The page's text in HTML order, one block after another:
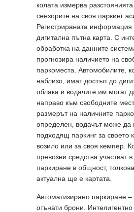
колата измерва
сензорите на своя паркинг
Регистрираната информация
дигитална пътна карта. С
обработка на данните
прогнозира наличието на
паркоместа. Автомобилите,
наблизо, имат достъп до
облака и водачите им могат
направо към свободните
размерът на наличните
определен, водачът може да
подходящ паркинг за своето
возило или за своя кемпер.
превозни средства участват
паркиране в общност,
актуална ще е картата.
Автоматизирано паркиране
огънати брони.